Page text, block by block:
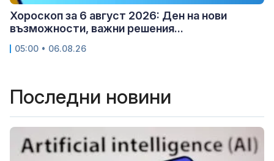
Хороскоп за 6 август 2026: Ден на нови
възможности, важни решения...
05:00 • 06.08.26
Последни новини